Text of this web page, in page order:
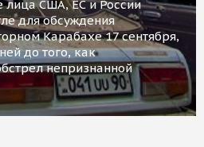
США, ЕС и России
для обсуждения
Карабахе 17 сентября,
до того, как
непризнанной